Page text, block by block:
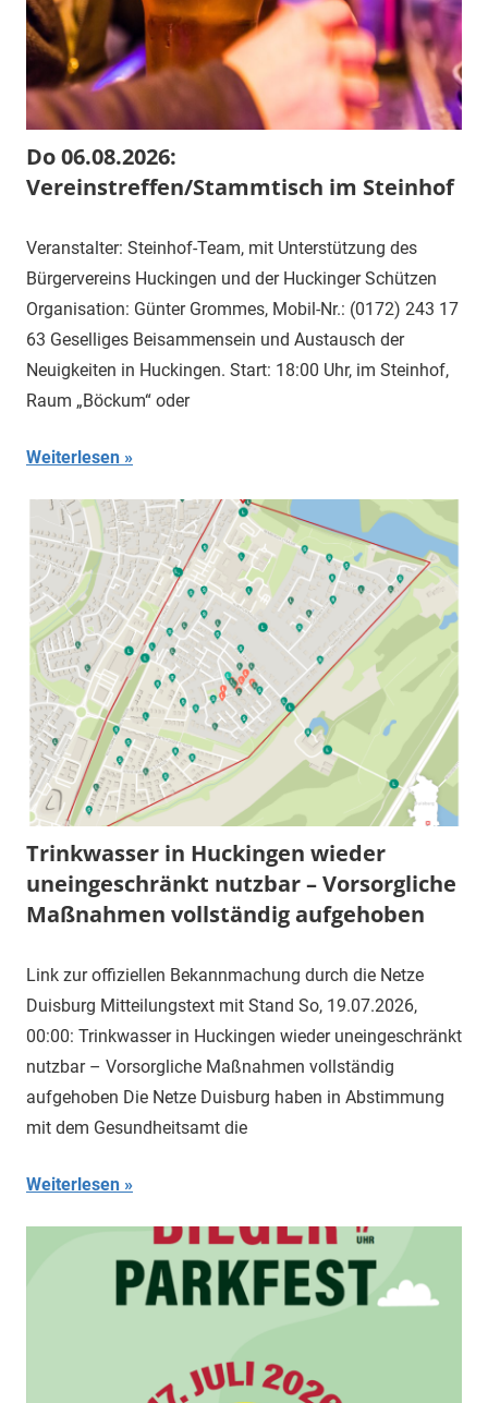
Do 06.08.2026:
Vereinstreffen/Stammtisch im Steinhof
Veranstalter: Steinhof-Team, mit Unterstützung des
Bürgervereins Huckingen und der Huckinger Schützen
Organisation: Günter Grommes, Mobil-Nr.: (0172) 243 17
63 Geselliges Beisammensein und Austausch der
Neuigkeiten in Huckingen. Start: 18:00 Uhr, im Steinhof,
Raum „Böckum“ oder
Weiterlesen
Trinkwasser in Huckingen wieder
uneingeschränkt nutzbar – Vorsorgliche
Maßnahmen vollständig aufgehoben
Link zur offiziellen Bekannmachung durch die Netze
Duisburg Mitteilungstext mit Stand So, 19.07.2026,
00:00: Trinkwasser in Huckingen wieder uneingeschränkt
nutzbar – Vorsorgliche Maßnahmen vollständig
aufgehoben Die Netze Duisburg haben in Abstimmung
mit dem Gesundheitsamt die
Weiterlesen